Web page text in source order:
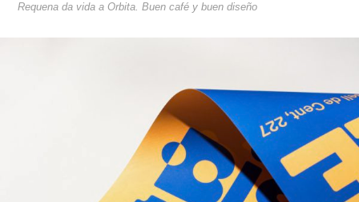
Requena da vida a Orbita. Buen café y buen diseño